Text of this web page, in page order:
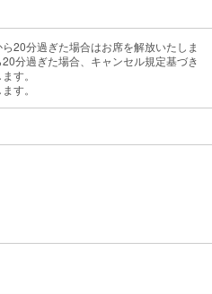
20分過ぎた場合はお席を解放いたしま
分過ぎた場合、キャンセル規定基づき
す。
す。